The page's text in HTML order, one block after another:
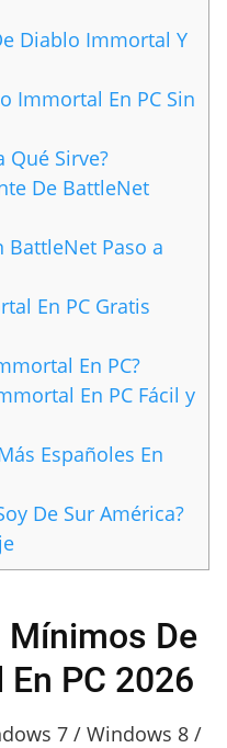
Diablo Immortal Y
Immortal En PC Sin
Qué Sirve?
De BattleNet
BattleNet Paso a
En PC Gratis
En PC?
En PC Fácil y
Españoles En
De Sur América?
De
PC 2026
7 / Windows 8 /